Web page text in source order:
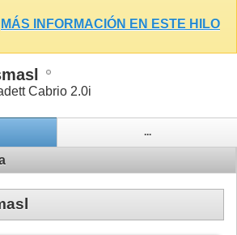
MÁS INFORMACIÓN EN ESTE HILO
Cabrio 2.0i
...